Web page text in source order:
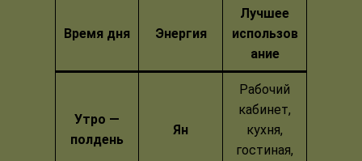
Время дня Энергия
Лучшее
использов
ание
Утро —
полдень
Ян
Рабочий
кабинет,
кухня,
гостиная,